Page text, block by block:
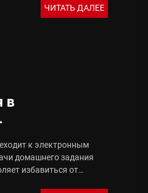
ЧИТАТЬ ДАЛЕЕ
в
к электронным
домашнего задания
избавиться от